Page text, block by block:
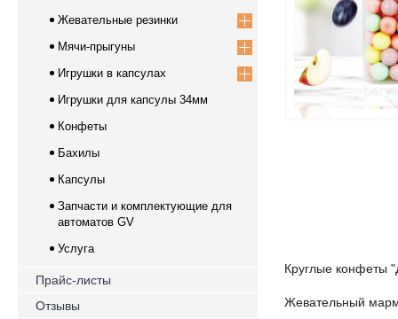
Круглые конфеты
Жевательный
Жевательные резинки
Мячи-прыгуны
Игрушки в капсулах
Игрушки для капсулы 34мм
Конфеты
Бахилы
Капсулы
Запчасти и комплектующие для
автоматов GV
Услуга
Прайс-листы
Отзывы